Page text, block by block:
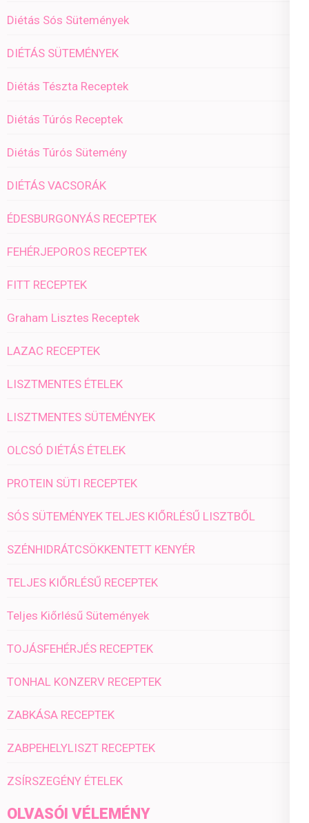
Diétás Sós Sütemények
DIÉTÁS SÜTEMÉNYEK
Diétás Tészta Receptek
Diétás Túrós Receptek
Diétás Túrós Sütemény
DIÉTÁS VACSORÁK
ÉDESBURGONYÁS RECEPTEK
FEHÉRJEPOROS RECEPTEK
FITT RECEPTEK
Graham Lisztes Receptek
LAZAC RECEPTEK
LISZTMENTES ÉTELEK
LISZTMENTES SÜTEMÉNYEK
OLCSÓ DIÉTÁS ÉTELEK
PROTEIN SÜTI RECEPTEK
SÓS SÜTEMÉNYEK TELJES KIŐRLÉSŰ LISZTBŐL
SZÉNHIDRÁTCSÖKKENTETT KENYÉR
TELJES KIŐRLÉSŰ RECEPTEK
Teljes Kiőrlésű Sütemények
TOJÁSFEHÉRJÉS RECEPTEK
TONHAL KONZERV RECEPTEK
ZABKÁSA RECEPTEK
ZABPEHELYLISZT RECEPTEK
ZSÍRSZEGÉNY ÉTELEK
OLVASÓI VÉLEMÉNY